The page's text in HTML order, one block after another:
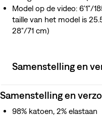
Model op de video: 6'1"/
taille van het model is
28"/71 cm)
Samenstelling en
Samenstelling en
98% katoen, 2% elastaan